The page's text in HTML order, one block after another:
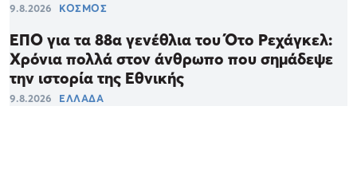
9.8.2026 ΚΟΣΜΟΣ
ΕΠΟ για τα 88α γενέθλια του Ότο Ρεχάγκελ:
Χρόνια πολλά στον άνθρωπο που σημάδεψε
την ιστορία της Εθνικής
9.8.2026 ΕΛΛΑΔΑ